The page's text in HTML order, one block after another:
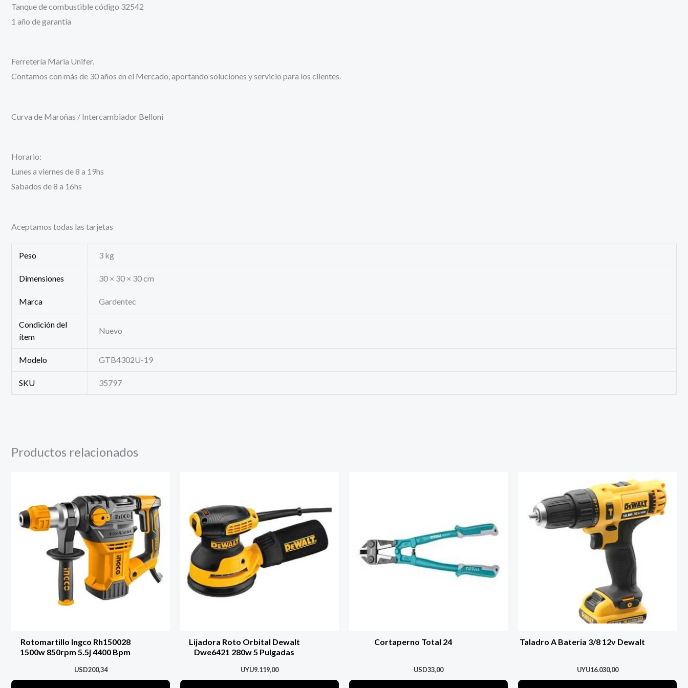
Tanque de combustible código 32542
1 año de garantía
Ferretería Maria Unifer.
Contamos con más de 30 años en el Mercado, aportando soluciones y servicio para los clientes.
Curva de Maroñas / Intercambiador Belloni
Horario:
Lunes a viernes de 8 a 19hs
Sabados de 8 a 16hs
Aceptamos todas las tarjetas
Peso 3 kg
Dimensiones 30 × 30 × 30 cm
Marca Gardentec
Condición del
ítem
Nuevo
Modelo GTB4302U-19
SKU 35797
Productos relacionados
Rotomartillo Ingco Rh150028
1500w 850rpm 5.5j 4400 Bpm
USD200,34
Lijadora Roto Orbital Dewalt
Dwe6421 280w 5 Pulgadas
UYU9.119,00
Cortaperno Total 24
USD33,00
Taladro A Bateria 3/8 12v Dewalt
UYU16.030,00